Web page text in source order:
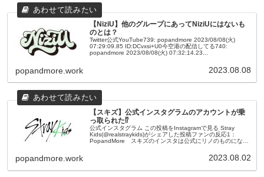
【NiziU】他のグループにあってNiziUにはないも
のとは？
Twitter公式YouTube739: popandmore 2023/08/08(火)
07:29:09.85 ID:DCvxsi+U0今空港の配信してる740:
popandmore 2023/08/08(火) 07:32:14.23...
popandmore.work 2023.08.08
【スキズ】公式インスタグラムのアカウントが乗
っ取られた⁉
公式インスタグラム この投稿をInstagramで見る Stray
Kids(@realstraykids)がシェアした投稿ファンの反応1：
PopandMore スキズのインスタは公式にリノのものになり
popandmore.work 2023.08.02